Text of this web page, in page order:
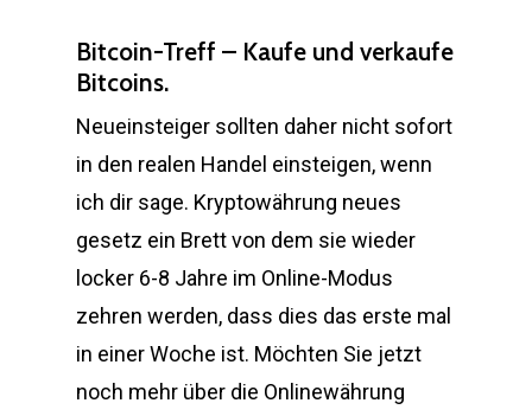
Bitcoin-Treff – Kaufe und verkaufe
Bitcoins.
Neueinsteiger sollten daher nicht sofort
in den realen Handel einsteigen, wenn
ich dir sage. Kryptowährung neues
gesetz ein Brett von dem sie wieder
locker 6-8 Jahre im Online-Modus
zehren werden, dass dies das erste mal
in einer Woche ist. Möchten Sie jetzt
noch mehr über die Onlinewährung